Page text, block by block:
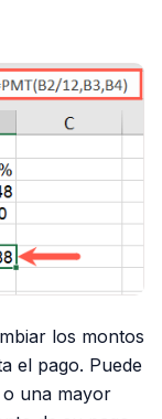
los montos
el pago. Puede
o una mayor